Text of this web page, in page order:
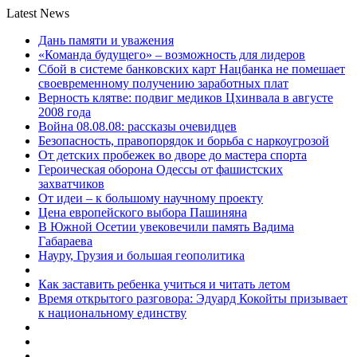
Latest News
Дань памяти и уважения
«Команда будущего» – возможность для лидеров
Сбой в системе банковских карт Нацбанка не помешает
своевременному получению заработных плат
Верность клятве: подвиг медиков Цхинвала в августе
2008 года
Война 08.08.08: рассказы очевидцев
Безопасность, правопорядок и борьба с наркоугрозой
От детских пробежек во дворе до мастера спорта
Героическая оборона Одессы от фашистских
захватчиков
От идеи – к большому научному проекту
Цена европейского выбора Пашиняна
В Южной Осетии увековечили память Вадима
Габараева
Науру, Грузия и большая геополитика
Как заставить ребенка учиться и читать летом
Время открытого разговора: Эдуард Кокойты призывает
к национальному единству